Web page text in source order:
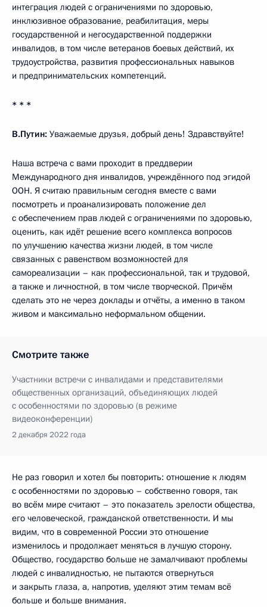
интеграция людей с ограничениями по здоровью,
инклюзивное образование, реабилитация, меры
государственной и негосударственной поддержки
инвалидов, в том числе ветеранов боевых действий, их
трудоустройства, развития профессиональных навыков
и предпринимательских компетенций.
* * *
В.Путин: Уважаемые друзья, добрый день! Здравствуйте!
Наша встреча с вами проходит в преддверии
Международного дня инвалидов, учреждённого под эгидой
ООН. Я считаю правильным сегодня вместе с вами
посмотреть и проанализировать положение дел
с обеспечением прав людей с ограничениями по здоровью,
оценить, как идёт решение всего комплекса вопросов
по улучшению качества жизни людей, в том числе
связанных с равенством возможностей для
самореализации – как профессиональной, так и трудовой,
а также и личностной, в том числе творческой. Причём
сделать это не через доклады и отчёты, а именно в таком
живом и максимально неформальном общении.
Смотрите также
Участники встречи с инвалидами и представителями
общественных организаций, объединяющих людей
с особенностями по здоровью (в режиме
видеоконференции)
2 декабря 2022 года
Не раз говорил и хотел бы повторить: отношение к людям
с особенностями по здоровью – собственно говоря, так
во всём мире считают – это показатель зрелости общества,
его человеческой, гражданской ответственности. И мы
видим, что в современной России это отношение
изменилось и продолжает меняться в лучшую сторону.
Общество, государство больше не замалчивают проблемы
людей с инвалидностью, не пытаются отвернуться
и закрыть глаза, а, напротив, уделяют этим темам всё
больше и больше внимания.